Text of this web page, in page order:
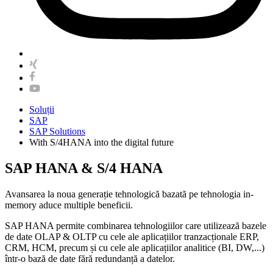
Soluții
SAP
SAP Solutions
With S/4HANA into the digital future
SAP HANA & S/4 HANA
Avansarea la noua generație tehnologică bazată pe tehnologia in-
memory aduce multiple beneficii.
SAP HANA permite combinarea tehnologiilor care utilizează bazele
de date OLAP & OLTP cu cele ale aplicațiilor tranzacționale ERP,
CRM, HCM, precum și cu cele ale aplicațiilor analitice (BI, DW,...)
într-o bază de date fără redundanță a datelor.